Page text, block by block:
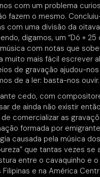
com um problema
fazem o mesmo.
com uma divisão da
digamos, um “Dó + 25
com notas que
muito mais fácil escrever
de gravação ajudou-
de a ler: basta-nos ouvir.
cedo, com
de ainda não existir
comercializar as
formada por
causada pela música
que tantas vezes se
entre o cavaquinho e o
e na América